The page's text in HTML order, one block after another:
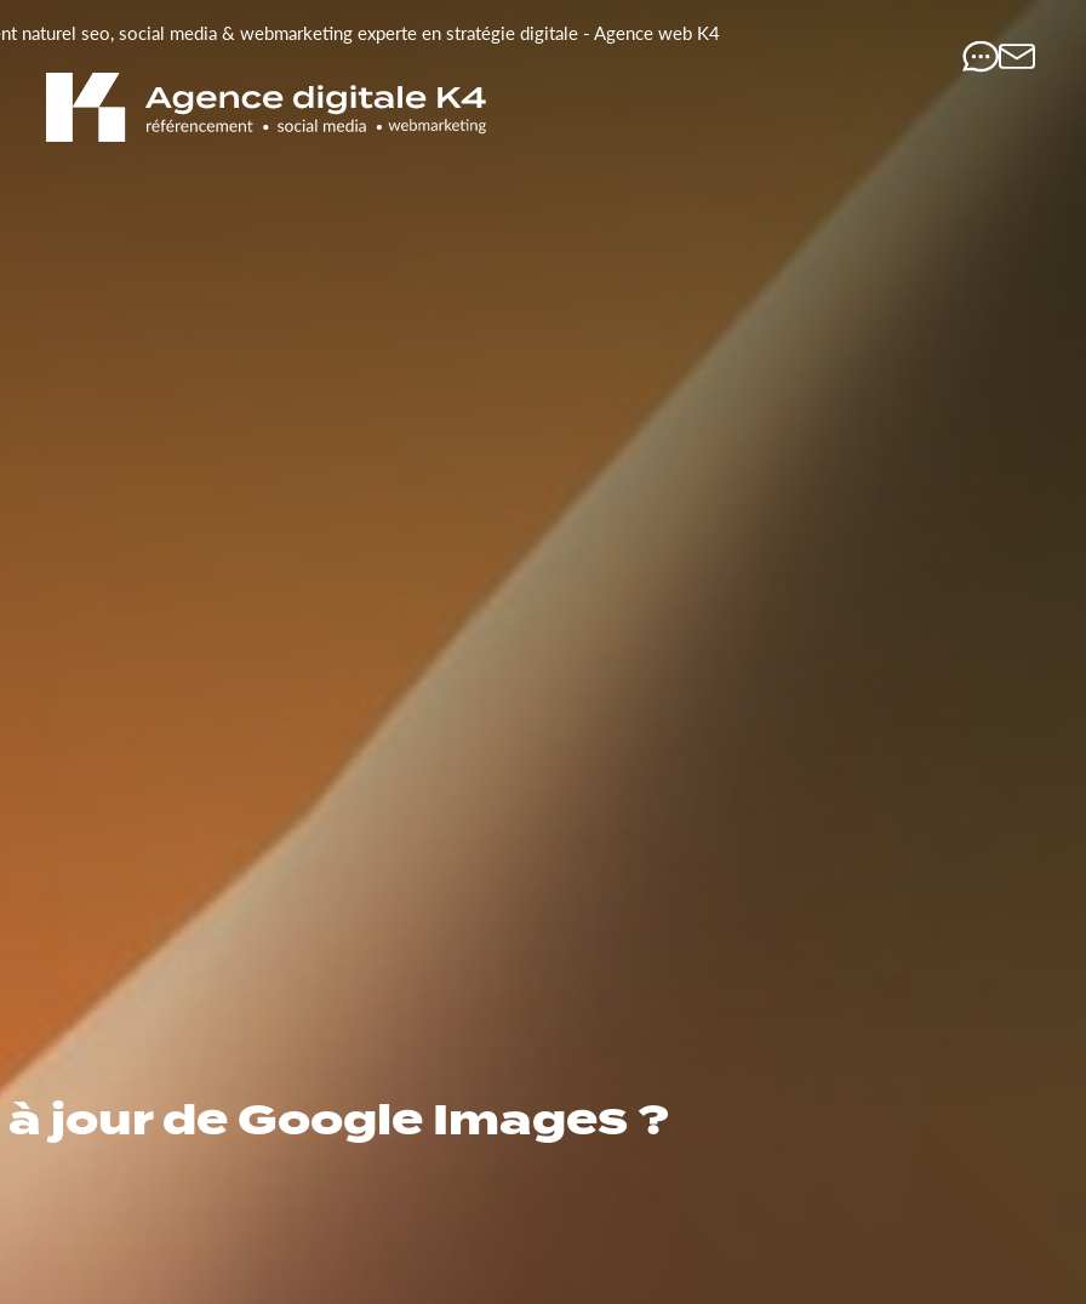
naturel seo, social media & webmarketing experte en stratégie digitale - Agence web K4
jour de Google Images ?